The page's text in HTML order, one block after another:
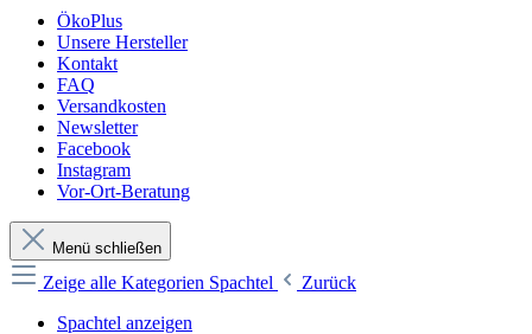
ÖkoPlus
Unsere Hersteller
Kontakt
FAQ
Versandkosten
Newsletter
Facebook
Instagram
Vor-Ort-Beratung
Menü schließen
Zeige alle Kategorien Spachtel
Zurück
Spachtel anzeigen